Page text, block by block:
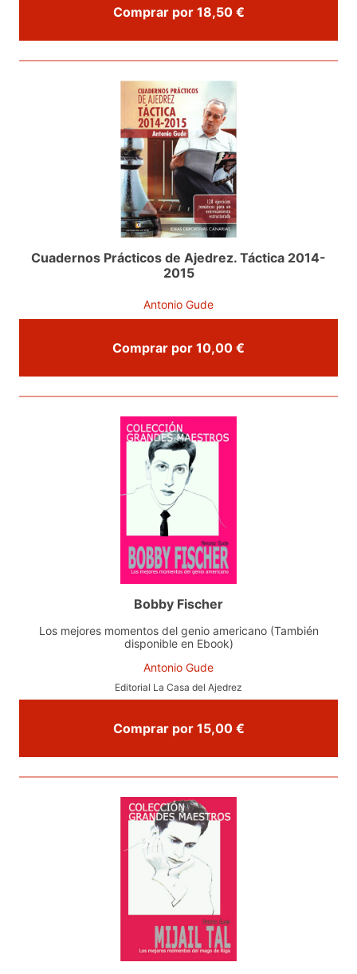
Comprar por 18,50 €
Cuadernos Prácticos de Ajedrez. Táctica 2014-
2015
Antonio Gude
Comprar por 10,00 €
Bobby Fischer
Los mejores momentos del genio americano (También
disponible en Ebook)
Antonio Gude
Editorial La Casa del Ajedrez
Comprar por 15,00 €